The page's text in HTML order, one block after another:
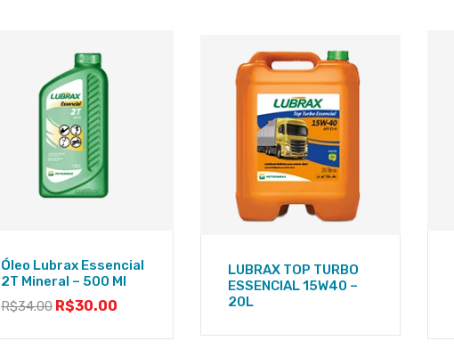
Óleo Lubrax Essencial
2T Mineral – 500 Ml
R$34.00 R$30.00
LUBRAX TOP TURBO
ESSENCIAL 15W40 –
20L